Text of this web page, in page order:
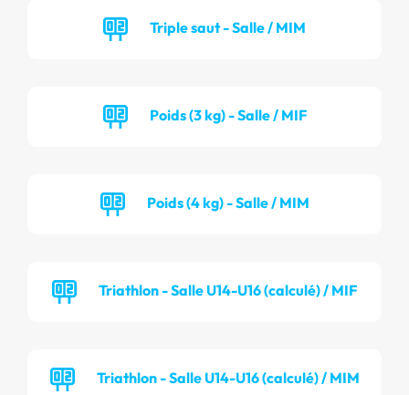
Triple saut - Salle / MIM
Poids (3 kg) - Salle / MIF
Poids (4 kg) - Salle / MIM
Triathlon - Salle U14-U16 (calculé) / MIF
Triathlon - Salle U14-U16 (calculé) / MIM